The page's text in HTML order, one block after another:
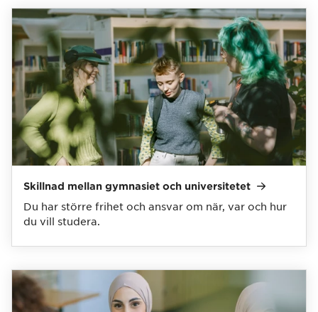
Skillnad mellan gymnasiet och universitetet
Du har större frihet och ansvar om när, var och hur
du vill studera.